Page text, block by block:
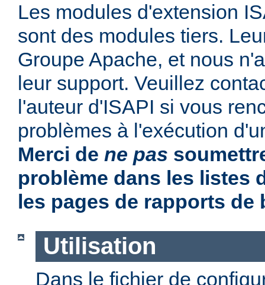
Les modules d'extension
sont des modules tiers.
Groupe Apache, et nous
leur support. Veuillez
l'auteur d'ISAPI si vous
problèmes à l'exécution
Merci de ne pas
problème dans les listes
les pages de rapports de
Utilisation
Dans le fichier de